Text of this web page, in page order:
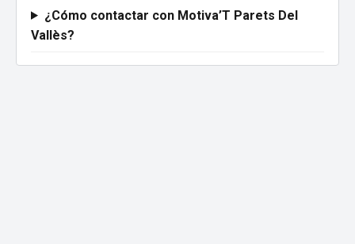
¿Cómo contactar con Motiva’T Parets Del
Vallès?